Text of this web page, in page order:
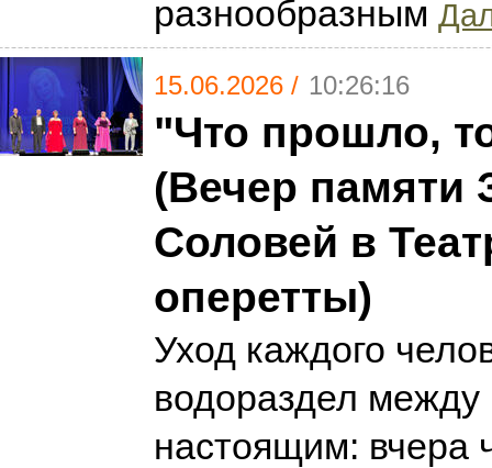
разнообразным
15.06.2026 / 10:26:16
"Что прошло,
(Вечер памяти
Соловей в
оперетты)
Уход каждого
водораздел
настоящим: вчера